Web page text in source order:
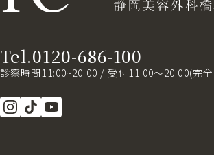
Tel.0120-686-100
診察時間11:00~20:00 / 受付11:00～20:00(完